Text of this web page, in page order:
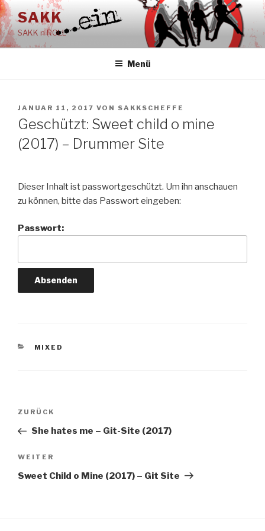
Zum
Inhalt
springen
SAKK
SAKK n ROLL
Menü
VERÖFFENTLICHT
AM
JANUAR 11, 2017 VON SAKKSCHEFFE
Geschützt: Sweet child o mine
(2017) – Drummer Site
Dieser Inhalt ist passwortgeschützt. Um ihn anschauen
zu können, bitte das Passwort eingeben:
Passwort:
KATEGORIEN
MIXED
Beitrags-
Vorheriger
Beitrag
ZURÜCK
She hates me – Git-Site (2017)
Nächster
Beitrag
WEITER
Sweet Child o Mine (2017) – Git Site